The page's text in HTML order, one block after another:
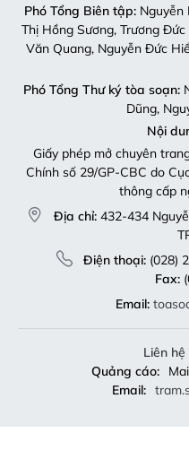
Phó Tổng Biên tập:Nguyễn
Thị Hồng Sương, Trương
Văn Quang, Nguyễn Đức
Phó Tổng Thư ký tòa soạn:
Dũng,
Nội
Giấy phép mở chuyên
Chính số 29/GP-CBC do
thông cấp
Địa chỉ: 432-434
Điện thoại:(028)
Fax:
Email:
Liên
Quảng cáo:
Email: